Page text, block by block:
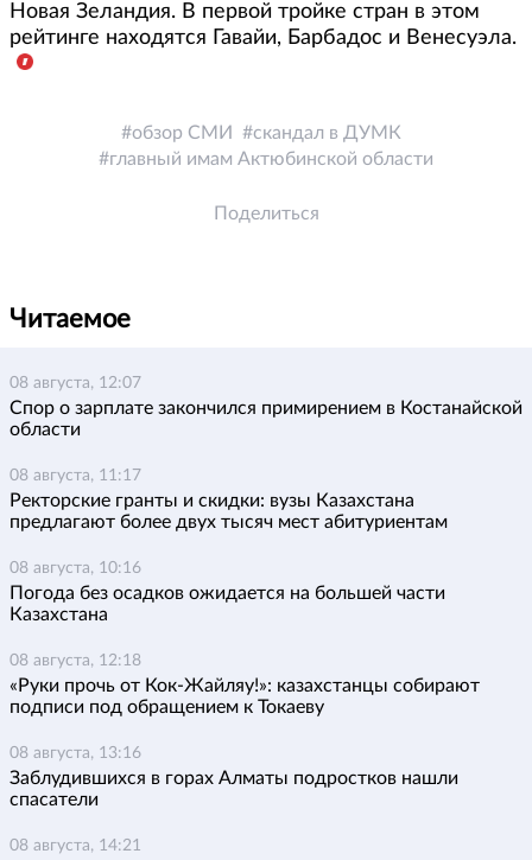
Новая Зеландия. В первой тройке стран в этом
рейтинге находятся Гавайи, Барбадос и Венесуэла.
обзор СМИ
скандал в ДУМК
главный имам Актюбинской области
Поделиться
Читаемое
08 августа, 12:07
Спор о зарплате закончился примирением в Костанайской
области
08 августа, 11:17
Ректорские гранты и скидки: вузы Казахстана
предлагают более двух тысяч мест абитуриентам
08 августа, 10:16
Погода без осадков ожидается на большей части
Казахстана
08 августа, 12:18
«Руки прочь от Кок-Жайляу!»: казахстанцы собирают
подписи под обращением к Токаеву
08 августа, 13:16
Заблудившихся в горах Алматы подростков нашли
спасатели
08 августа, 14:21